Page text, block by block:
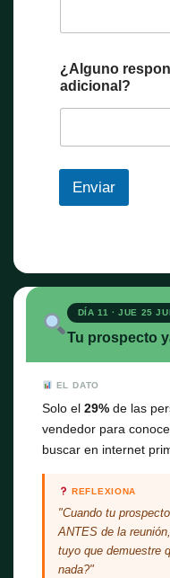
¿Alguno
adicional?
Enviar
DÍA 11 · JUE 25
Tu prospecto
EL DATO
Solo el29% de las
vendedor para
buscar en internet
REFLEXIONA
"Cuando tu
ANTES de la
tuyo que demuestre
nada?"